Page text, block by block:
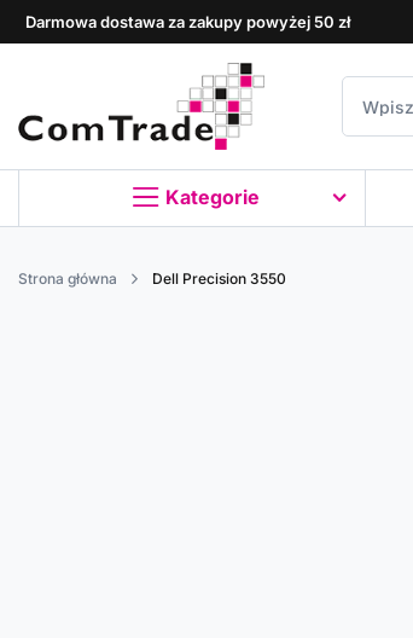
Darmowa dostawa za zakupy powyżej 50 zł
Kategorie
Strona główna Dell Precision 3550